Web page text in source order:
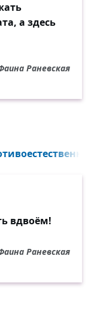
а здесь
Раневская
вдвоём!
Раневская